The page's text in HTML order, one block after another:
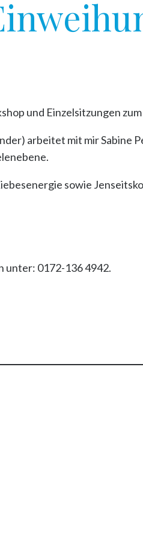
und Einzelsitzungen
arbeitet mit mir Sabine
sowie
0172-136 4942.